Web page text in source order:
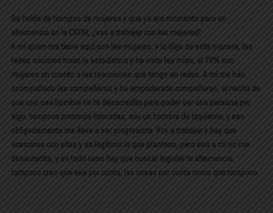
Se habla de tiempos de mujeres y que ya era momento para un
alternancia en la CEDH, ¿vas a trabajar con las mujeres?
A mí quien me tiene aquí son las mujeres, y lo digo de esta manera, las
redes sociales traen la estadística y he visto las mías, el 70% son
mujeres en cuanto a las reacciones que tengo en redes. A mí me han
acompañado las compañeras y he empoderado compañeras, el hecho de
que uno sea hombre no te desacredita para poder ser una persona pro
algo, tampoco pretendo liderarlas, soy un hombre de izquierda, y eso
obligadamente me lleva a ser progresista. Voy a trabajar y hay que
acercarse con ellas y es legítimo lo que plantean, pero eso a mí no me
desacredita, y en todo caso hay que buscar legislar la alternancia,
tampoco creo que sea por cuota, las cosas por cuota como que tampoco.